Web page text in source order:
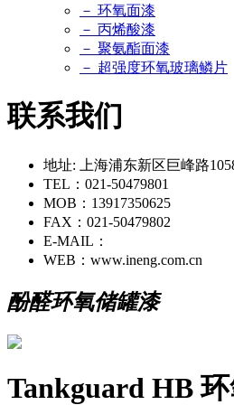
－ 环氧面漆
－ 丙烯酸漆
－ 聚氨酯面漆
－ 超强度环氧玻璃鳞片
联系我们
地址: 上海浦东新区巨峰路
TEL：021-50479801
MOB：13917350625
FAX：021-50479802
E-MAIL：
WEB：www.ineng.com.cn
酚醛环氧储罐漆
Tankguard HB